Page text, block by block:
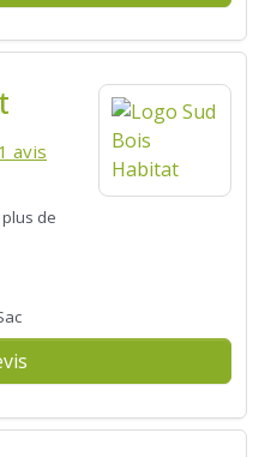
avis
de